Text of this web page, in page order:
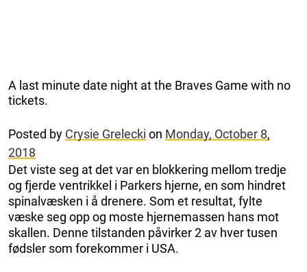
A last minute date night at the Braves Game with no
tickets.
Posted by Crysie Grelecki on Monday, October 8,
2018
Det viste seg at det var en blokkering mellom tredje
og fjerde ventrikkel i Parkers hjerne, en som hindret
spinalvæsken i å drenere. Som et resultat, fylte
væske seg opp og moste hjernemassen hans mot
skallen. Denne tilstanden påvirker 2 av hver tusen
fødsler som forekommer i USA.